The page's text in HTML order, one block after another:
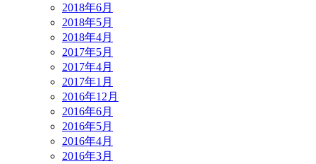
2018年6月
2018年5月
2018年4月
2017年5月
2017年4月
2017年1月
2016年12月
2016年6月
2016年5月
2016年4月
2016年3月